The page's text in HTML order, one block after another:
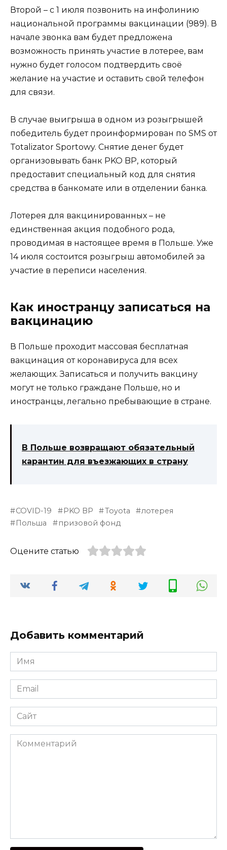
Второй – с 1 июля позвонить на инфолинию
национальной программы вакцинации (989). В
начале звонка вам будет предложена
возможность принять участие в лотерее, вам
нужно будет голосом подтвердить своё
желание на участие и оставить свой телефон
для связи.
В случае выигрыша в одном из розыгрышей
победитель будет проинформирован по SMS от
Totalizator Sportowy. Снятие денег будет
организовывать банк PKO BP, который
предоставит специальный код для снятия
средства в банкомате или в отделении банка.
Лотерея для вакцинированных – не
единственная акция подобного рода,
проводимая в настоящее время в Польше. Уже
14 июля состоится розыгрыш автомобилей за
участие в переписи населения.
Как иностранцу записаться на
вакцинацию
В Польше проходит массовая бесплатная
вакцинация от коронавируса для всех
желающих. Записаться и получить вакцину
могут не только граждане Польше, но и
иностранцы, легально пребывающие в стране.
В Польше возвращают обязательный
карантин для въезжающих в страну
COVID-19 PKO BP Toyota
лотерея
Польша
призовой фонд
Оцените статью
Добавить комментарий
Имя
*
Email
*
Сайт
Комментарий